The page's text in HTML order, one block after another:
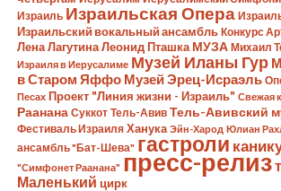
Израиль Израильская Опера
Израильский вокальный ансамбль Конкурс
Лена Лагутина Леонид Пташка МУЗА Михаил
Израиля в Иерусалиме Музей Иланы Гур
в Старом Яффо Музей Эрец-Исраэль
Песах Проект "Линия жизни - Израиль" Свежая
Раанана Суккот Тель-Авив Тель-Авивский
Фестиваль Израиля Ханука Эйн-Харод Юлиан
ансамбль "Бат-Шева" гастроли
"Симфонет Раанана" пресс-релиз
Маленький цирк